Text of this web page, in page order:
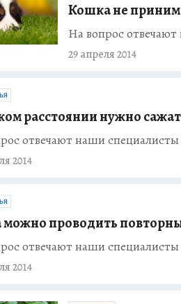
Кошка не
На вопрос
29 апреля 2014
расстоянии нужно
отвечают наши специалисты
2014
можно проводить
отвечают наши специалисты
2014